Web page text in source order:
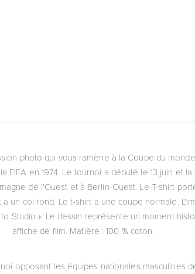
photo qui vous ramène à la Coupe du
FIFA en 1974. Le tournoi a débuté le 13 juin et
de l'Ouest et à Berlin-Ouest. Le T-shirt
un col rond. Le t-shirt a une coupe normale.
Studio ». Le dessin représente un moment
affiche de film. Matière : 100 % coton.
opposant les équipes nationales masculines